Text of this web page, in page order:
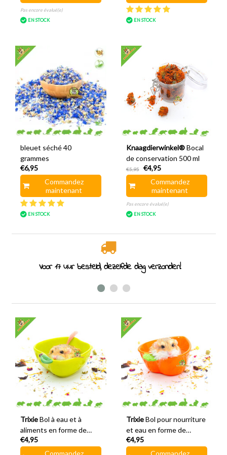
Pas encore évalué(e)
EN STOCK
EN STOCK
bleuet séché 40
grammes
€6,95
Commandez
maintenant
EN STOCK
Knaagdierwinkel® Bocal
de conservation 500 ml
€5,95
€4,95
Commandez
maintenant
Pas encore évalué(e)
EN STOCK
Spécialiste des rongeurs depuis 2011
Trixie Bol à eau et à
aliments en forme de
pomme 12 cm
€4,95
Commandez
Trixie Bol pour nourriture
et eau en forme de
carotte de 12 cm
€4,95
Commandez